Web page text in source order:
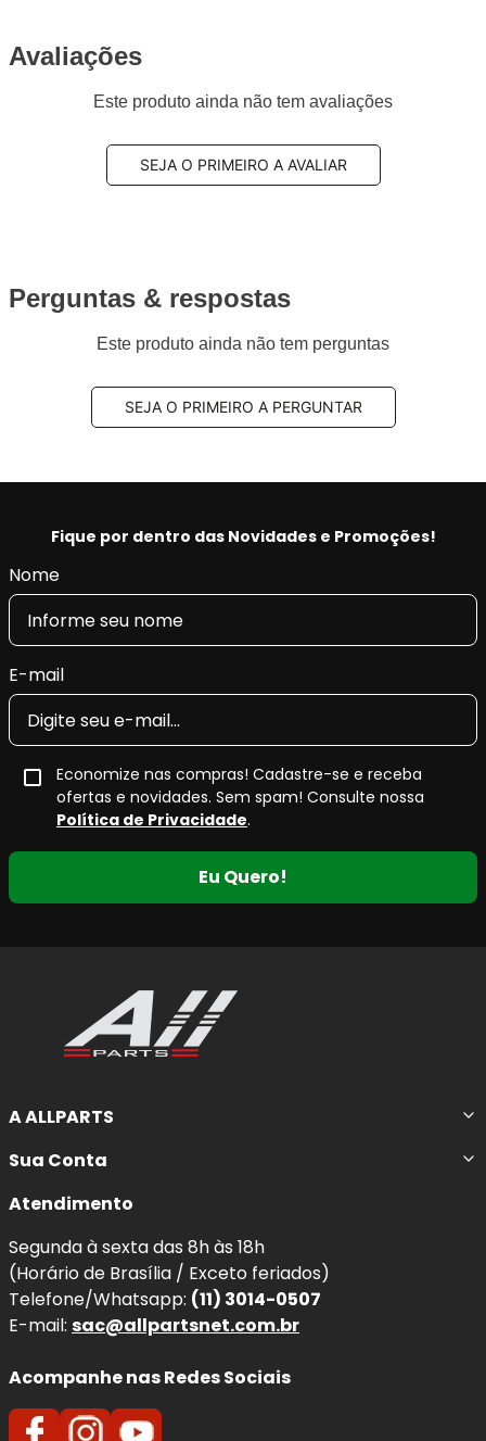
Avaliações
Este produto ainda não tem avaliações
SEJA O PRIMEIRO A AVALIAR
Perguntas & respostas
Este produto ainda não tem perguntas
SEJA O PRIMEIRO A PERGUNTAR
Fique por dentro das Novidades e Promoções!
Nome
E-mail
Economize nas compras! Cadastre-se e receba
ofertas e novidades. Sem spam! Consulte nossa
Política de Privacidade.
Eu Quero!
A ALLPARTS
Sua Conta
Atendimento
Segunda à sexta das 8h às 18h
(Horário de Brasília / Exceto feriados)
Telefone/Whatsapp: (11) 3014-0507
E-mail: sac@allpartsnet.com.br
Acompanhe nas Redes Sociais